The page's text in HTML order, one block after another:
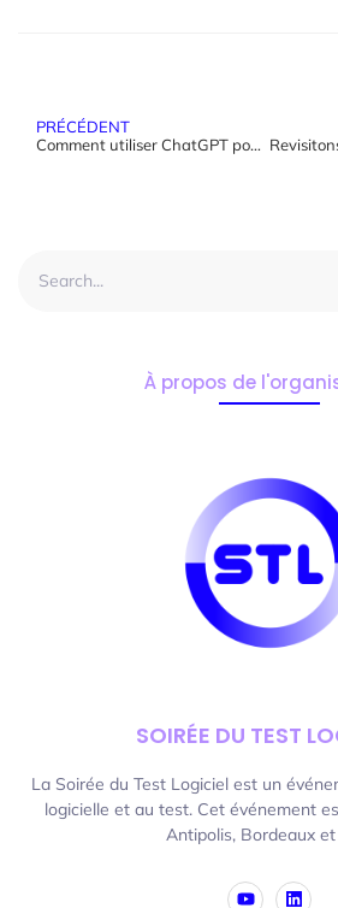
PRÉCÉDENT
Comment utiliser ChatGPT pour générer et automatiser des tests ?
À propos de
SOIRÉE DU TEST
La Soirée du Test Logiciel est un
logicielle et au test. Cet événement
Antipolis, Bordeaux et